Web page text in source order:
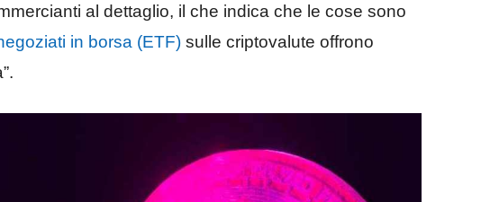
al dettaglio, il che indica che le cose sono
in borsa (ETF) sulle criptovalute offrono